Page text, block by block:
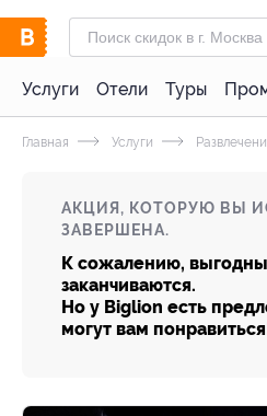
Услуги Отели Туры
Главная Услуги
АКЦИЯ, КОТОРУЮ ВЫ
ЗАВЕРШЕНА.
К сожалению,
заканчиваются.
Но у Biglion есть
могут вам